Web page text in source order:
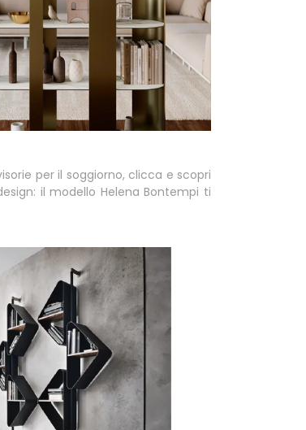
per il soggiorno, clicca e scopri
il modello Helena Bontempi ti